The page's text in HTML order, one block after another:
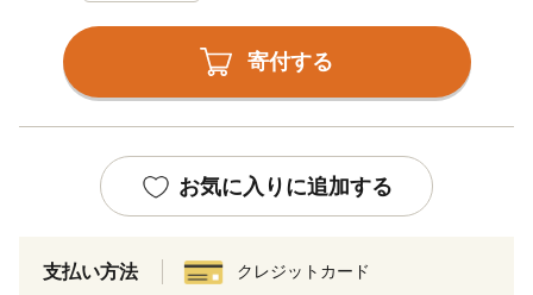
寄付する
お気に入りに追加する
支払い方法 クレジットカード